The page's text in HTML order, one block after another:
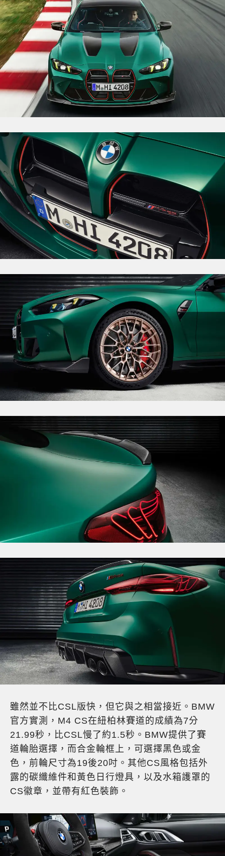
雖然並不比CSL版快，但它與之相當接近。BMW
官方實測，M4 CS在紐柏林賽道的成績為7分
21.99秒，比CSL慢了約1.5秒。BMW提供了賽
道輪胎選擇，而合金輪框上，可選擇黑色或金
色，前輪尺寸為19後20吋。其他CS風格包括外
露的碳纖維件和黃色日行燈具，以及水箱護罩的
CS徽章，並帶有紅色裝飾。